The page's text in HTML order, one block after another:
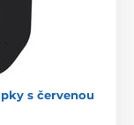
s červenou